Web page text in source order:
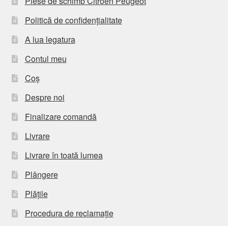
Politică de confidențialitate
A lua legatura
Contul meu
Coș
Despre noi
Finalizare comandă
Livrare
Livrare în toată lumea
Plângere
Plățile
Procedura de reclamație